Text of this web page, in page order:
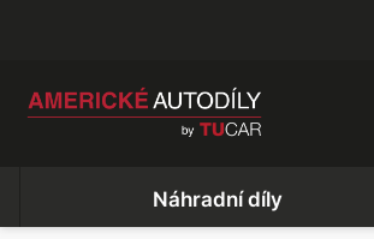
Náhradní díly